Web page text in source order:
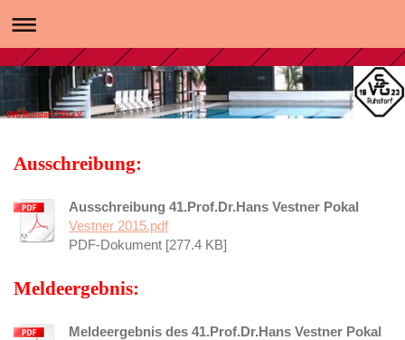
SVG Ruhstorf 1923 e.V.
Ausschreibung:
Ausschreibung 41.Prof.Dr.Hans Vestner Pokal
Vestner 2015.pdf
PDF-Dokument [277.4 KB]
Meldeergebnis:
Meldeergebnis des 41.Prof.Dr.Hans Vestner Pokal